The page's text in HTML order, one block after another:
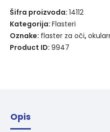
Šifra proizvoda: 14112
Kategorija: Flasteri
Oznake: flaster za oči,
Product ID: 9947
Opis